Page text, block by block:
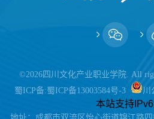
©2026四川文化产业职业学院. All
蜀ICP备:蜀ICP备13003584号-3 川
本站支持IPv6